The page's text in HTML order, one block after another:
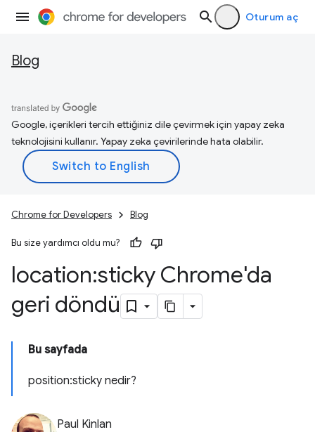
Oturum aç
Blog
Google, içerikleri tercih ettiğiniz dile çevirmek için yapay zeka
teknolojisini kullanır. Yapay zeka çevirilerinde hata olabilir.
Chrome for Developers Blog
Bu size yardımcı oldu mu?
location:sticky Chrome'da
geri döndü
Bu sayfada
position:sticky nedir?
Paul Kinlan